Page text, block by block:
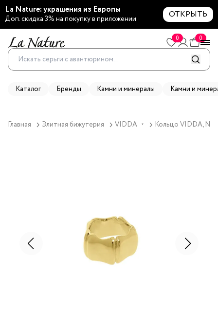
La Nature: украшения из Европы
Доп. скидка 3% на покупку в приложении ОТКРЫТЬ
0 0
Каталог Бренды Камни и минералы Камни и
Главная Элитная бижутерия VIDDA ▼ Кольцо VIDDA,